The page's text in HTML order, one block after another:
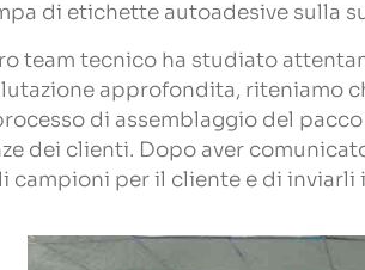
di etichette autoadesive sulla
team tecnico ha studiato
approfondita, riteniamo
di assemblaggio del
dei clienti. Dopo aver
campioni per il cliente e di inviarli